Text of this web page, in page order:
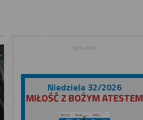
REKLAMA
Niedziela 32/2026
MIŁOŚĆ Z BOŻYM ATESTEM